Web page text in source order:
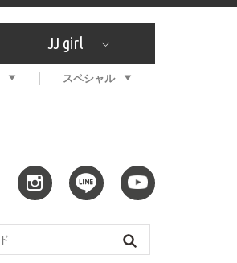
プチプラ プレゼント
What's NEW？ 特集
プレゼント
恋愛
JJ girl
特集 おしゃラン！
スペシャル